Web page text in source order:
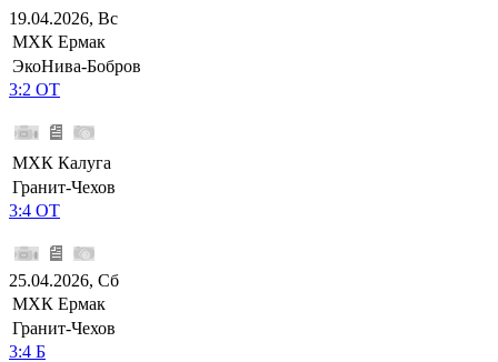
19.04.2026, Вс
МХК Ермак
ЭкоНива-Бобров
3:2 ОТ
МХК Калуга
Гранит-Чехов
3:4 ОТ
25.04.2026, Сб
МХК Ермак
Гранит-Чехов
3:4 Б